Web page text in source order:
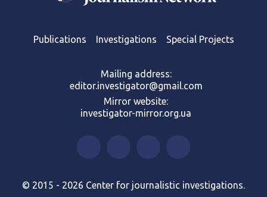
Publications Investigations Special Projects
Mailing address:
editor.investigator@gmail.com
Mirror website:
investigator-mirror.org.ua
© 2015 - 2026 Center for journalistic investigations.